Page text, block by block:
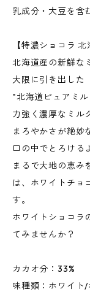
乳成分・大豆を含
【特濃ショコラ
北海道産の新鮮な
大限に引き出した
"北海道ピュアミ
力強く濃厚なミル
まろやかさが絶妙
口の中でとろける
まるで大地の恵み
は、ホワイトチョ
す。
ホワイトショコラ
てみませんか？
カカオ分：33%
味種類：ホワイト